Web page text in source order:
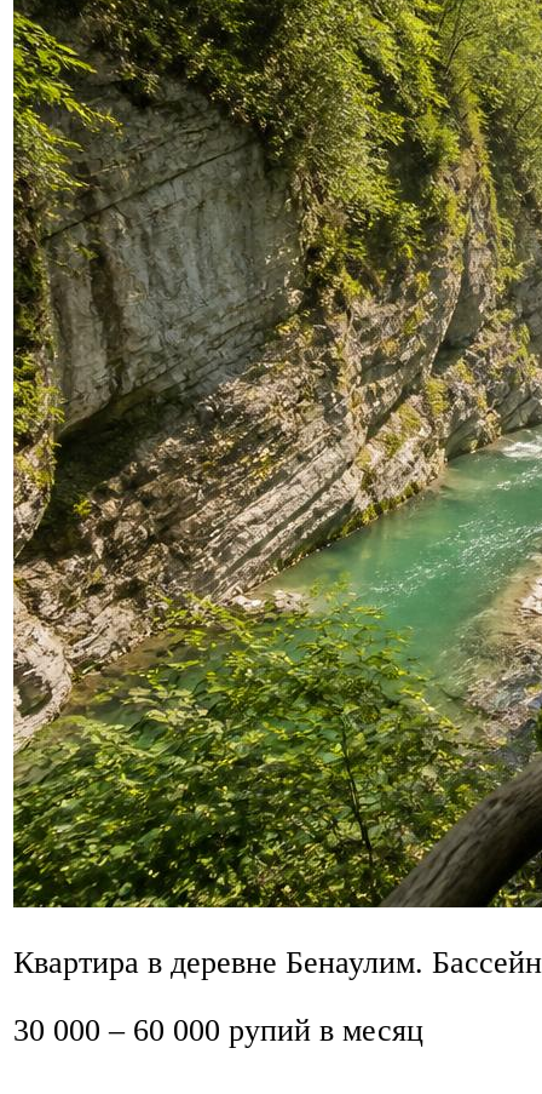
Квартира в деревне Бенаулим.
30 000 – 60 000 рупий в месяц